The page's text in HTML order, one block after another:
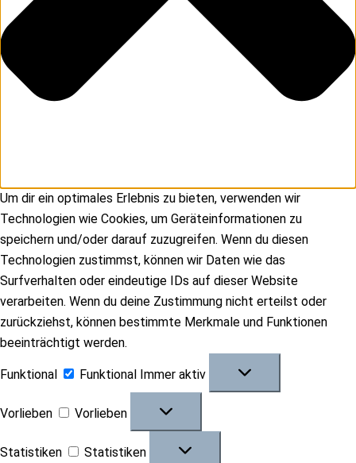
Um dir ein optimales Erlebnis zu bieten, verwenden wir
Technologien wie Cookies, um Geräteinformationen zu
speichern und/oder darauf zuzugreifen. Wenn du diesen
Technologien zustimmst, können wir Daten wie das
Surfverhalten oder eindeutige IDs auf dieser Website
verarbeiten. Wenn du deine Zustimmung nicht erteilst oder
zurückziehst, können bestimmte Merkmale und Funktionen
beeinträchtigt werden.
Funktional Funktional Immer aktiv
Vorlieben Vorlieben
Statistiken Statistiken